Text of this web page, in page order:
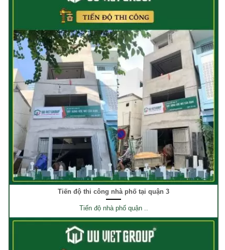
Tiến độ thi công nhà phố tại quận 3
Tiến độ nhà phố quận ..